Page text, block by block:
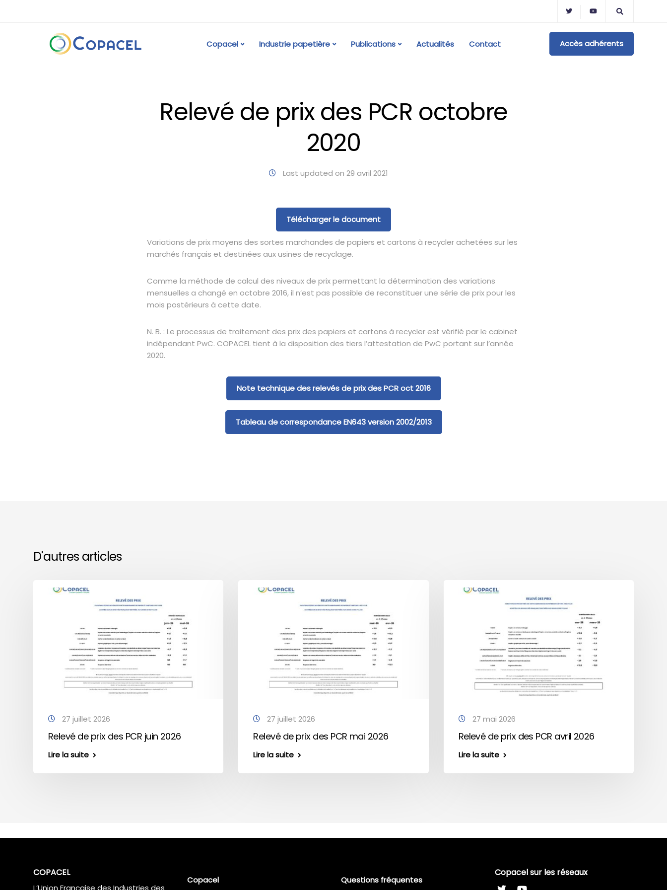
Copacel Industrie papetière Publications Actualités Contact Accès adhérents
Relevé de prix des PCR octobre
2020
Last updated on 29 avril 2021
Télécharger le document
Variations de prix moyens des sortes marchandes de papiers et cartons à recycler achetées sur les
marchés français et destinées aux usines de recyclage.
Comme la méthode de calcul des niveaux de prix permettant la détermination des variations
mensuelles a changé en octobre 2016, il n’est pas possible de reconstituer une série de prix pour les
mois postérieurs à cette date.
N. B. : Le processus de traitement des prix des papiers et cartons à recycler est vérifié par le cabinet
indépendant PwC. COPACEL tient à la disposition des tiers l’attestation de PwC portant sur l’année
2020.
Note technique des relevés de prix des PCR oct 2016
Tableau de correspondance EN643 version 2002/2013
D'autres articles
27 juillet 2026
Relevé de prix des PCR juin 2026
Lire la suite
27 juillet 2026
Relevé de prix des PCR mai 2026
Lire la suite
27 mai 2026
Relevé de prix des PCR avril 2026
Lire la suite
COPACEL
L’Union Française des Industries des
Copacel
Questions fréquentes
Copacel sur les réseaux